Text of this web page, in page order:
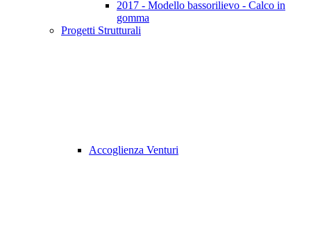
2017 - Modello bassorilievo - Calco in
gomma
Progetti Strutturali
Accoglienza Venturi